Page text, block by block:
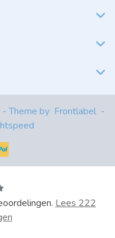
Theme by Frontlabel -
Lees 222